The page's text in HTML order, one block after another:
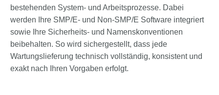
bestehenden System- und Arbeitsprozesse. Dabei
werden Ihre SMP/E- und Non-SMP/E Software integriert
sowie Ihre Sicherheits- und Namenskonventionen
beibehalten. So wird sichergestellt, dass jede
Wartungslieferung technisch vollständig, konsistent und
exakt nach Ihren Vorgaben erfolgt.